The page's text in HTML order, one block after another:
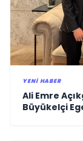
YENI HABER
Ali Emre
Büyükelçi